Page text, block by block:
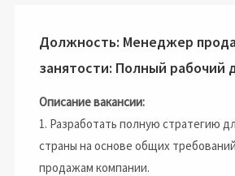
Должность: Менеджер
занятости: Полный рабочий
Описание вакансии:
1. Разработать полную стратегию
страны на основе общих
продажам компании.